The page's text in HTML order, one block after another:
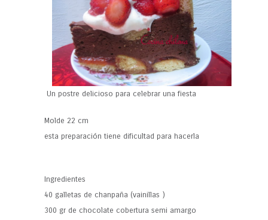
Un postre delicioso para celebrar una fiesta
Molde 22 cm
esta preparación tiene dificultad para hacerla
Ingredientes
40 galletas de chanpaña (vainillas )
300 gr de chocolate cobertura semi amargo